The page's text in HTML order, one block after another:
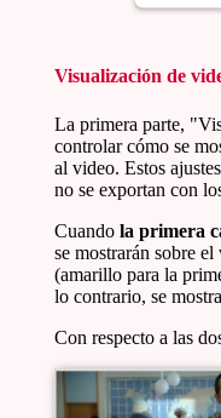
Visualización de
La primera parte,
controlar cómo se
al video. Estos
no se exportan con
Cuando la primera
se mostrarán sobre
(amarillo para la
lo contrario, se
Con respecto a las